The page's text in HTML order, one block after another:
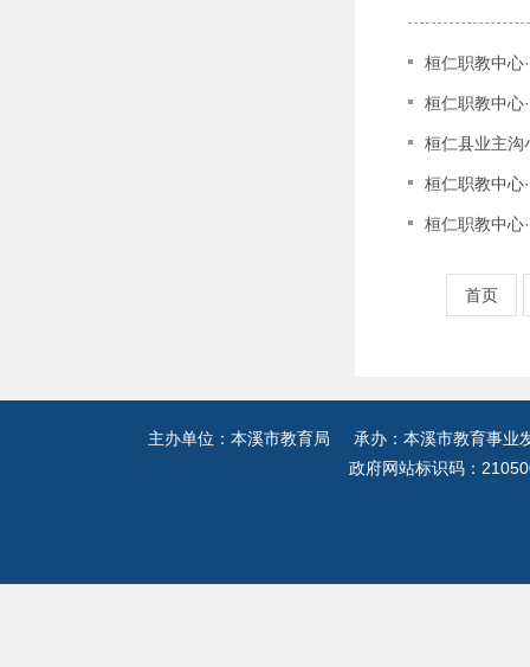
桓仁职教中心
桓仁职教中心
桓仁县业主沟
桓仁职教中心
桓仁职教中心
首页
主办单位：本溪市教育局 承办：本溪市教育事
政府网站标识码：